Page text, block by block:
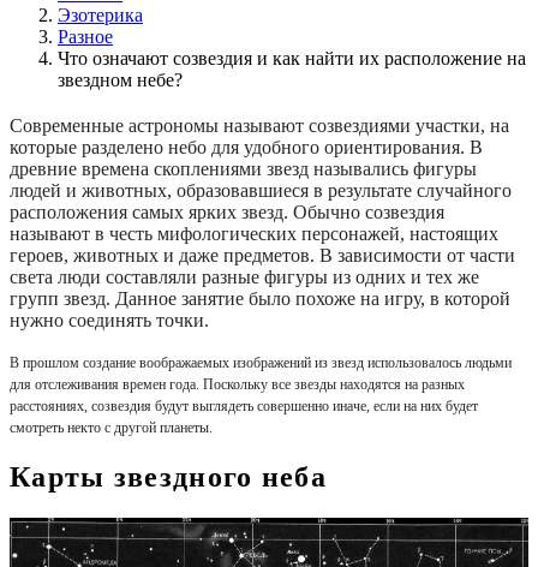
Эзотерика
Разное
Что означают созвездия и как найти их расположение на
звездном небе?
Современные астрономы называют созвездиями участки, на
которые разделено небо для удобного ориентирования. В
древние времена скоплениями звезд назывались фигуры
людей и животных, образовавшиеся в результате случайного
расположения самых ярких звезд. Обычно созвездия
называют в честь мифологических персонажей, настоящих
героев, животных и даже предметов. В зависимости от части
света люди составляли разные фигуры из одних и тех же
групп звезд. Данное занятие было похоже на игру, в которой
нужно соединять точки.
В прошлом создание воображаемых изображений из звезд использовалось людьми
для отслеживания времен года. Поскольку все звезды находятся на разных
расстояниях, созвездия будут выглядеть совершенно иначе, если на них будет
смотреть некто с другой планеты.
Карты звездного неба